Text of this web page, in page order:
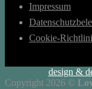
Impressum
Cookie-
design &
Copyright 2026 ©